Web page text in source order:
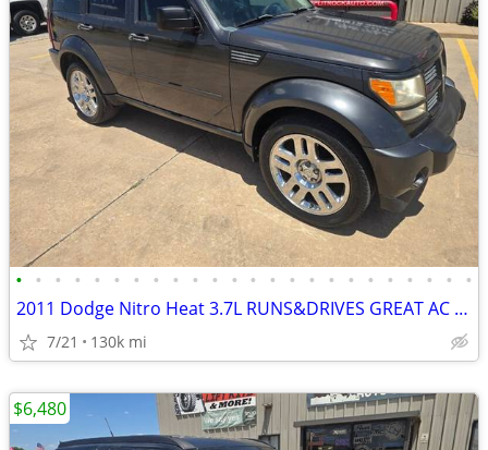
• • • • • • • • • • • • • • • • • • • • • • • •
2011 Dodge Nitro Heat 3.7L RUNS&DRIVES GREAT AC COLD GOOD TIRES
7/21 130k mi
$6,480